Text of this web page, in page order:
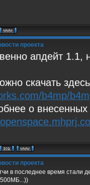
проекта
апдейт 1.1,
скачать
b4mp/
о внесенных
проекта
в последнее время стали
500МБ...))